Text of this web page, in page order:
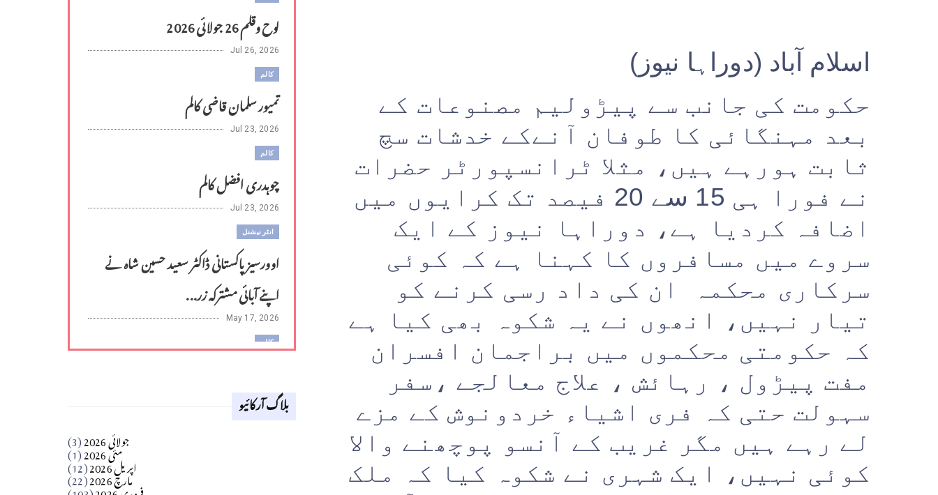
اسلام آباد (دوراہا نیوز)
حکومت کی جانب سے پیڑولیم مصنوعات کے
بعد مہنگائی کا طوفان آنےکے خدشات سچ
ثابت ہورہے ہیں، مثلا ٹرانسپورٹر حضرات
نے فورا ہی 15 سے 20 فیصد تک کرایوں میں
اضافہ کردیا ہے، دوراہا نیوز کے ایک
سروے میں مسافروں کا کہنا ہے کہ کوئی
سرکاری محکمہ ان کی داد رسی کرنے کو
تیار نہیں، انھوں نے یہ شکوہ بھی کیا ہے
کہ حکومتی محکموں میں براجمان افسران
مفت پیڑول ، رہائش ، علاج معالجے ،سفر
سہولت حتی کہ فری اشیاء خردونوش کے مزے
لے رہے ہیں مگر غریب کے آنسو پوچھنے والا
کوئی نہیں، ایک شہری نے شکوہ کیا کہ ملک
لوح وقلم 26 جولائی 2026
Jul 26, 2026
کالم
تمیور سلمان قاضی کالم
Jul 23, 2026
کالم
چوہدری افضل کالم
Jul 23, 2026
انٹر نیشنل
اوورسیز پاکستانی ڈاکٹر سعید حسین شاہ نے
اپنے آبائی مشترکہ زر...
May 17, 2026
کالم
Apr 18, 2026
بلاگ آرکائیو
جولائی 2026 (3) مئی 2026 (1) اپریل 2026 (12) مارچ 2026 (22)